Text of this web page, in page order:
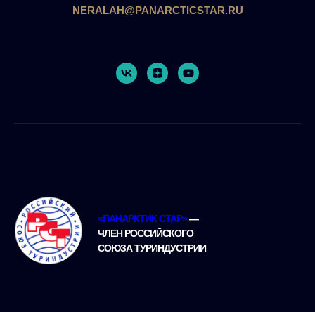
NERALAH@PANARCTICSTAR.RU
«ПАНАРКТИК СТАР»—
ЧЛЕН РОССИЙСКОГО
СОЮЗА ТУРИНДУСТРИИ